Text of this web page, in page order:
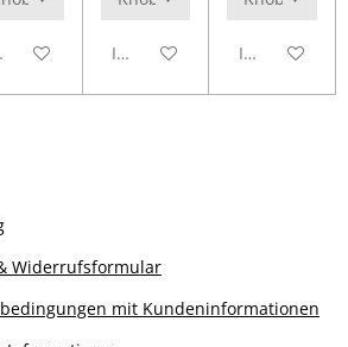
den WarenkorbIn den WarenkorbIn den
Widerrufsformular
mit Kundeninformationen